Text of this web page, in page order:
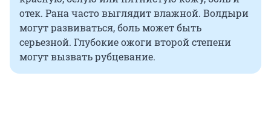
отек. Рана часто выглядит влажной. Волдыри
могут развиваться, боль может быть
серьезной. Глубокие ожоги второй степени
могут вызвать рубцевание.